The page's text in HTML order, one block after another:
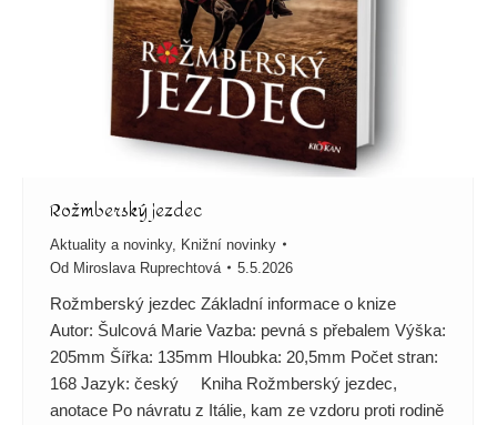
Rožmberský jezdec
Aktuality a novinky, Knižní novinky
Od Miroslava Ruprechtová 5.5.2026
Rožmberský jezdec Základní informace o knize
Autor: Šulcová Marie Vazba: pevná s přebalem Výška:
205mm Šířka: 135mm Hloubka: 20,5mm Počet stran:
168 Jazyk: český Kniha Rožmberský jezdec,
anotace Po návratu z Itálie, kam ze vzdoru proti rodině